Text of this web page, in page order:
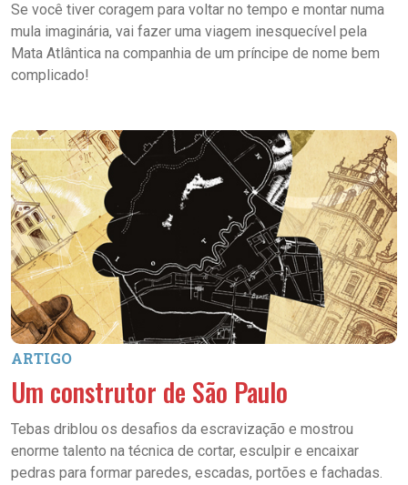
Se você tiver coragem para voltar no tempo e montar numa
mula imaginária, vai fazer uma viagem inesquecível pela
Mata Atlântica na companhia de um príncipe de nome bem
complicado!
ARTIGO
Um construtor de São Paulo
Tebas driblou os desafios da escravização e mostrou
enorme talento na técnica de cortar, esculpir e encaixar
pedras para formar paredes, escadas, portões e fachadas.